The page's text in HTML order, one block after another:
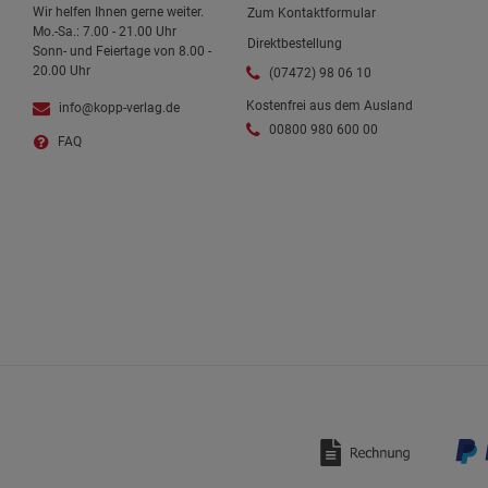
Wir helfen Ihnen gerne weiter.
Mo.-Sa.: 7.00 - 21.00 Uhr
Sonn- und Feiertage von 8.00 -
20.00 Uhr
info@kopp-verlag.de
FAQ
Zum Kontaktformular
Direktbestellung
(07472) 98 06 10
Kostenfrei aus dem Ausland
00800 980 600 00